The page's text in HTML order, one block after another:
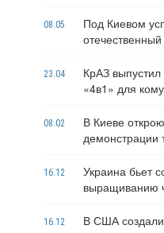
08.05
Под Киевом
23.04
КрАЗ
«4в1» для
08.02
В Киеве
демонстрации
16.12
Украина бьет
выращиванию
16.12
В США создали